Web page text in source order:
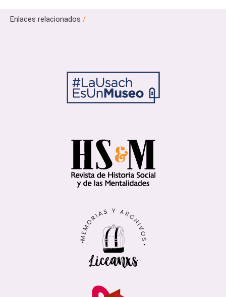
Enlaces relacionados /